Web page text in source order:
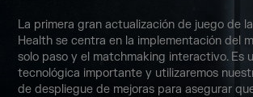
La primera gran actualización de juego de
Health se centra en la implementación del
solo paso y el matchmaking interactivo. Es
tecnológica importante y utilizaremos
de despliegue de mejoras para asegurar